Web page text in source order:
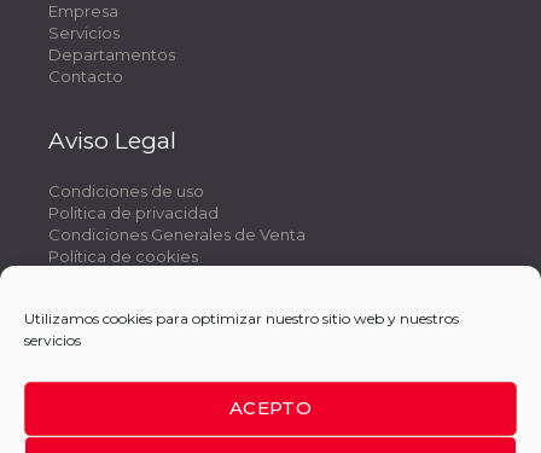
Utilizamos cookies para optimizar nuestro sitio web y nuestros
servicios
ACEPTO
Empresa
Servicios
Departamentos
Contacto
Aviso Legal
Condiciones de uso
Politica de privacidad
Condiciones Generales de Venta
Política de cookies
Nuestra filosofía de trabajo se basa en ofrecer un
servicio completo de máxima calidad y que se adapte a